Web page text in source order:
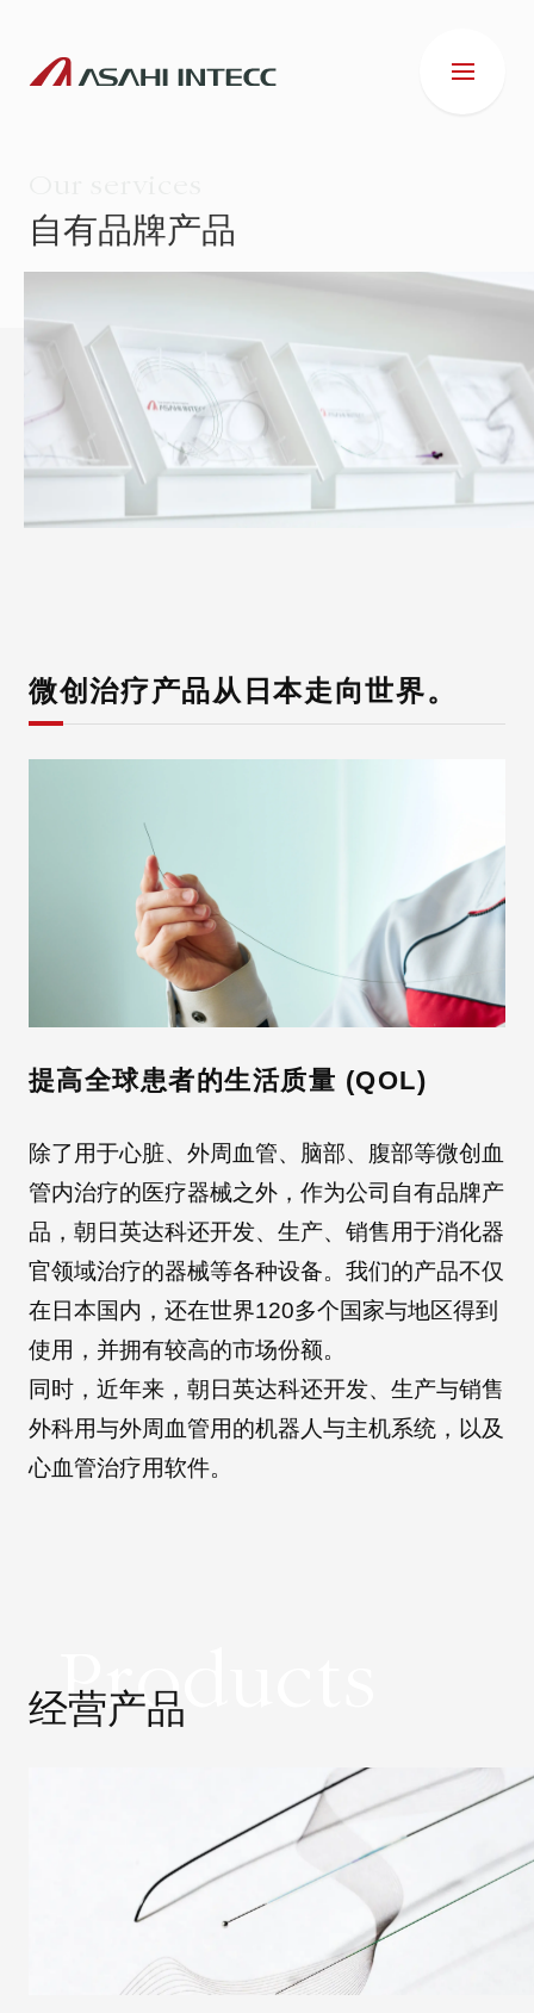
公司简介
业务介绍
致广大医务工作者 新闻中心
联系我们
自有品牌产品
微创治疗产品从日本走向世界。
提高全球患者的生活质量 (QOL)
除了用于心脏、外周血管、脑部、腹部等微创血
管内治疗的医疗器械之外，作为公司自有品牌产
品，朝日英达科还开发、生产、销售用于消化器
官领域治疗的器械等各种设备。我们的产品不仅
在日本国内，还在世界120多个国家与地区得到
使用，并拥有较高的市场份额。
同时，近年来，朝日英达科还开发、生产与销售
外科用与外周血管用的机器人与主机系统，以及
心血管治疗用软件。
Products
经营产品